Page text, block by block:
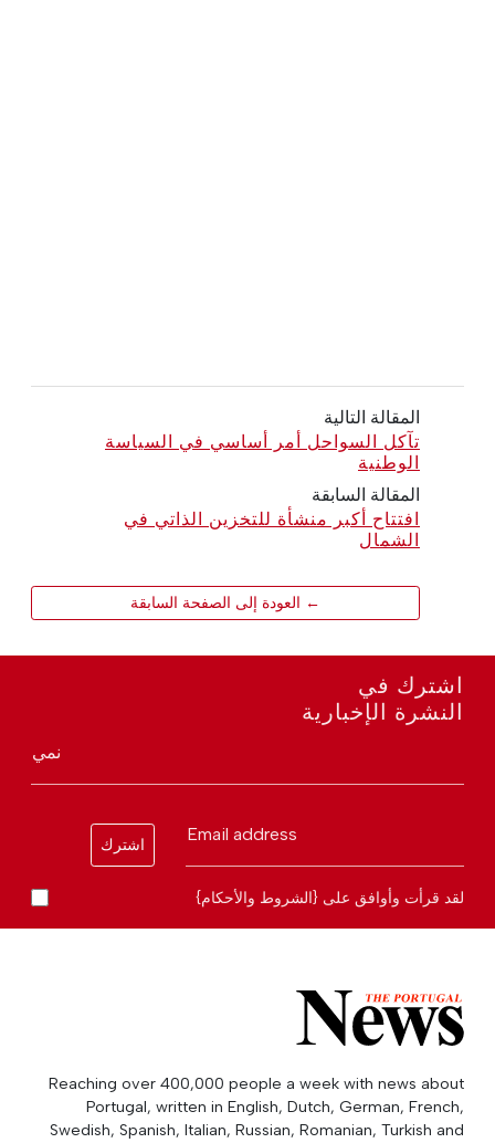
المقالة التالية
تآكل السواحل أمر أساسي في السياسة
الوطنية
المقالة السابقة
افتتاح أكبر منشأة للتخزين الذاتي في
الشمال
← العودة إلى الصفحة السابقة
اشترك في
النشرة الإخبارية
نمي
Email address
اشترك
لقد قرأت وأوافق على {الشروط والأحكام}
Reaching over 400,000 people a week with news about
Portugal, written in English, Dutch, German, French,
Swedish, Spanish, Italian, Russian, Romanian, Turkish and